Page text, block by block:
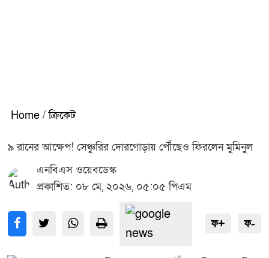
Home / ক্রিকেট
৯ রানের আক্ষেপ! সেঞ্চুরির দোরগোড়ায় পৌঁছেও ফিরলেন মুমিনুল
এনবিএস ওয়েবডেস্ক
প্রকাশিত: ০৮ মে, ২০২৬, ০৫:০৫ পিএম
ফ+ ফ-